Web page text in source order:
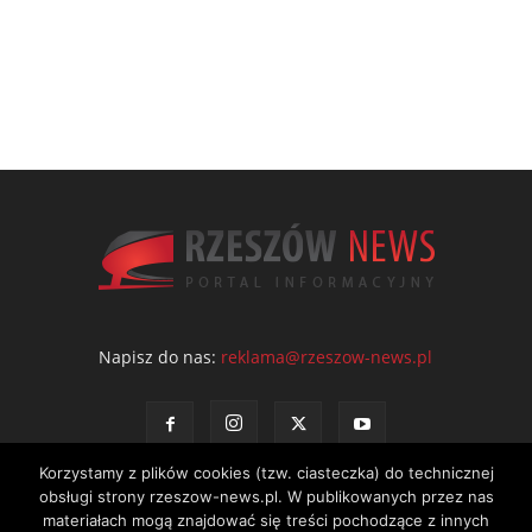
Napisz do nas: reklama@rzeszow-news.pl
Korzystamy z plików cookies (tzw. ciasteczka) do technicznej
obsługi strony rzeszow-news.pl. W publikowanych przez nas
materiałach mogą znajdować się treści pochodzące z innych